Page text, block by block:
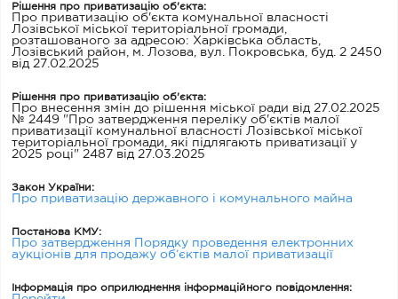
Рішення про приватизацію об'єкта:
Про приватизацію об'єкта комунальної власності
Лозівської міської територіальної громади,
розташованого за адресою: Харківська область,
Лозівський район, м. Лозова, вул. Покровська, буд. 2 2450
від 27.02.2025
Рішення про приватизацію об'єкта:
Про внесення змін до рішення міської ради від 27.02.2025
№ 2449 "Про затвердження переліку об'єктів малої
приватизації комунальної власності Лозівської міської
територіальної громади, які підлягають приватизації у
2025 році" 2487 від 27.03.2025
Закон України:
Про приватизацію державного і комунального майна
Постанова КМУ:
Про затвердження Порядку проведення електронних
аукціонів для продажу об’єктів малої приватизації
Інформація про оприлюднення інформаційного повідомлення: